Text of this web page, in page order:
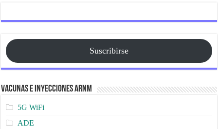
Suscribirse
Vacunas e Inyecciones ARNm
5G WiFi
ADE